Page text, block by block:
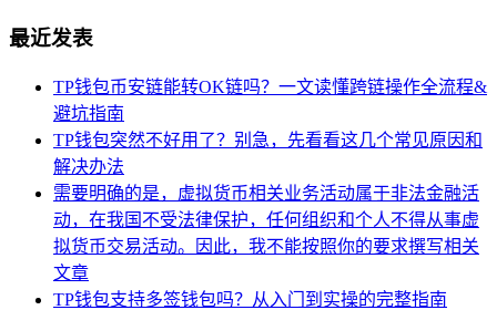
最近发表
TP钱包币安链能转OK链吗？一文读懂跨链操作全流程&
避坑指南
TP钱包突然不好用了？别急，先看看这几个常见原因和
解决办法
需要明确的是，虚拟货币相关业务活动属于非法金融活
动，在我国不受法律保护，任何组织和个人不得从事虚
拟货币交易活动。因此，我不能按照你的要求撰写相关
文章
TP钱包支持多签钱包吗？从入门到实操的完整指南